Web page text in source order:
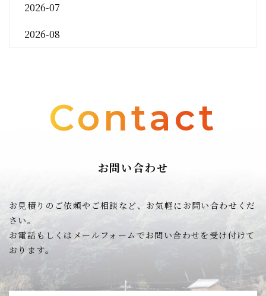
2026-07
2026-08
Contact
お問い合わせ
お見積りのご依頼やご相談など、お気軽にお問い合わせくだ
さい。
お電話もしくはメールフォームでお問い合わせを受け付けて
おります。